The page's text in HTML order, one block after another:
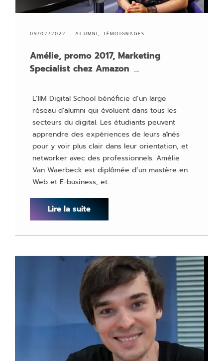
09/02/2022 —ALUMNI,TÉMOIGNAGES
Amélie, promo 2017, Marketing
Specialist chez Amazon →
L’IIM Digital School bénéficie d’un large
réseau d’alumni qui évoluent dans tous les
secteurs du digital. Les étudiants peuvent
apprendre des expériences de leurs aînés
pour y voir plus clair dans leur orientation, et
networker avec des professionnels. Amélie
Van Waerbeck est diplômée d’un mastère en
Web et E-business, et…
Lire la suite